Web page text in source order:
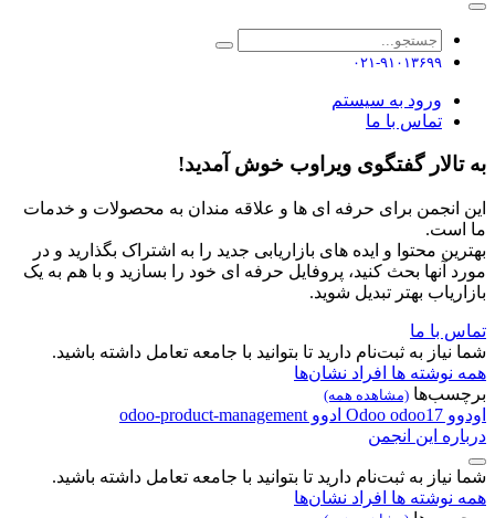
۰۲۱-۹۱۰۱۳۶۹۹
ورود به سیستم
تماس با ما
به تالار گفتگوی ویراوب خوش آمدید!
این انجمن برای حرفه ای ها و علاقه مندان به محصولات و خدمات
ما است.
بهترین محتوا و ایده های بازاریابی جدید را به اشتراک بگذارید و در
مورد آنها بحث کنید، پروفایل حرفه ای خود را بسازید و با هم به یک
بازاریاب بهتر تبدیل شوید.
تماس با ما
شما نیاز به ثبت‌نام دارید تا بتوانید با جامعه تعامل داشته باشید.
همه نوشته ها افراد نشان‌ها
برچسب‌ها (مشاهده همه)
اودوو Odoo odoo17 ادوو odoo-product-management
درباره این انجمن
شما نیاز به ثبت‌نام دارید تا بتوانید با جامعه تعامل داشته باشید.
همه نوشته ها افراد نشان‌ها